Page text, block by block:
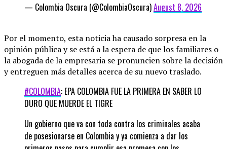
— Colombia Oscura (@ColombiaOscura)August 8, 2026
Por el momento, esta noticia ha causado sorpresa en la
opinión pública y se está a la espera de que los familiares o
la abogada de la empresaria se pronuncien sobre la decisión
y entreguen más detalles acerca de su nuevo traslado.
#COLOMBIA: EPA COLOMBIA FUE LA PRIMERA EN SABER LO
DURO QUE MUERDE EL TIGRE
Un gobierno que va con toda contra los criminales acaba
de posesionarse en Colombia y ya comienza a dar los